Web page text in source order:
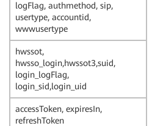
logFlag, authmethod, sip,
usertype, accountid,
wwwusertype
hwssot,
hwsso_login,hwssot3,suid,
login_logFlag,
login_sid,login_uid
accessToken, expiresIn,
refreshToken